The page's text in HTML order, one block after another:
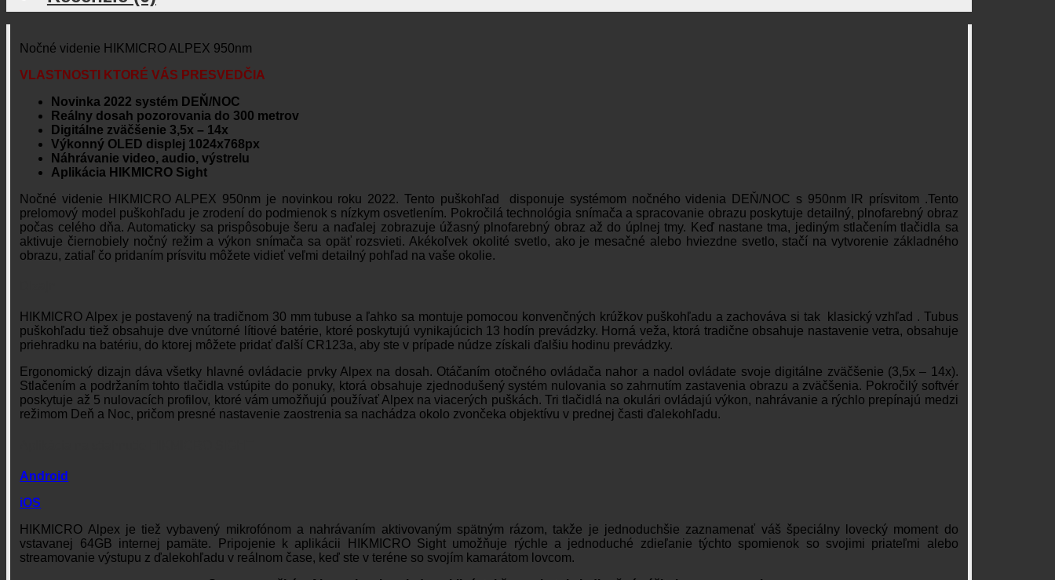
Nočné videnie HIKMICRO ALPEX 950nm
VLASTNOSTI KTORÉ VÁS PRESVEDČIA
Novinka 2022 systém DEŇ/NOC
Reálny dosah pozorovania do 300 metrov
Digitálne zväčšenie 3,5x – 14x
Výkonný OLED displej 1024x768px
Náhrávanie video, audio, výstrelu
Aplikácia HIKMICRO Sight
Nočné videnie HIKMICRO ALPEX 950nm je novinkou roku 2022. Tento puškohľad disponuje systémom nočného videnia DEŇ/NOC s 950nm IR prísvitom .Tento
prelomový model puškohľadu je zrodení do podmienok s nízkym osvetlením. Pokročilá technológia snímača a spracovanie obrazu poskytuje detailný, plnofarebný obraz
počas celého dňa. Automaticky sa prispôsobuje šeru a naďalej zobrazuje úžasný plnofarebný obraz až do úplnej tmy. Keď nastane tma, jediným stlačením tlačidla sa
aktivuje čiernobiely nočný režim a výkon snímača sa opäť rozsvieti. Akékoľvek okolité svetlo, ako je mesačné alebo hviezdne svetlo, stačí na vytvorenie základného
obrazu, zatiaľ čo pridaním prísvitu môžete vidieť veľmi detailný pohľad na vaše okolie.
HIKMICRO Alpex je postavený na tradičnom 30 mm tubuse a ľahko sa montuje pomocou konvenčných krúžkov puškohľadu a zachováva si tak klasický vzhľad . Tubus
puškohľadu tiež obsahuje dve vnútorné lítiové batérie, ktoré poskytujú vynikajúcich 13 hodín prevádzky. Horná veža, ktorá tradične obsahuje nastavenie vetra, obsahuje
priehradku na batériu, do ktorej môžete pridať ďalší CR123a, aby ste v prípade núdze získali ďalšiu hodinu prevádzky.
Ergonomický dizajn dáva všetky hlavné ovládacie prvky Alpex na dosah. Otáčaním otočného ovládača nahor a nadol ovládate svoje digitálne zväčšenie (3,5x – 14x).
Stlačením a podržaním tohto tlačidla vstúpite do ponuky, ktorá obsahuje zjednodušený systém nulovania so zahrnutím zastavenia obrazu a zväčšenia. Pokročilý softvér
poskytuje až 5 nulovacích profilov, ktoré vám umožňujú používať Alpex na viacerých puškách. Tri tlačidlá na okulári ovládajú výkon, nahrávanie a rýchlo prepínajú medzi
režimom Deň a Noc, pričom presné nastavenie zaostrenia sa nachádza okolo zvončeka objektívu v prednej časti ďalekohľadu.
Android
iOS
HIKMICRO Alpex je tiež vybavený mikrofónom a nahrávaním aktivovaným spätným rázom, takže je jednoduchšie zaznamenať váš špeciálny lovecký moment do
vstavanej 64GB internej pamäte. Pripojenie k aplikácii HIKMICRO Sight umožňuje rýchle a jednoduché zdieľanie týchto spomienok so svojimi priateľmi alebo
streamovanie výstupu z ďalekohľadu v reálnom čase, keď ste v teréne so svojím kamarátom lovcom.